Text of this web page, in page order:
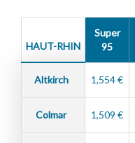
HAUT-RHIN
Super
95
Altkirch 1,554 €
Colmar 1,509 €